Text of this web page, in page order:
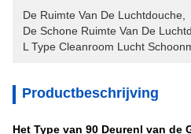
De Ruimte Van De Luchtdouche
De Schone Ruimte Van De
L Type Cleanroom Lucht
Productbeschrijving
Het Type van 90 Deurenl van de